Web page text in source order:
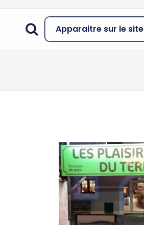
Apparaitre sur le site